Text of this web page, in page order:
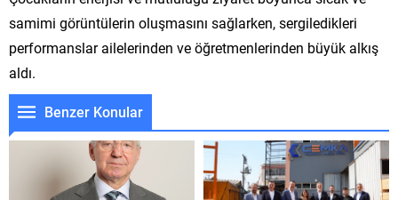
samimi görüntülerin oluşmasını sağlarken, sergiledikleri
performanslar ailelerinden ve öğretmenlerinden büyük alkış
aldı.
Benzer Konular